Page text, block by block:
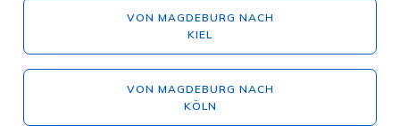
VON MAGDEBURG NACH
KIEL
VON MAGDEBURG NACH
KÖLN